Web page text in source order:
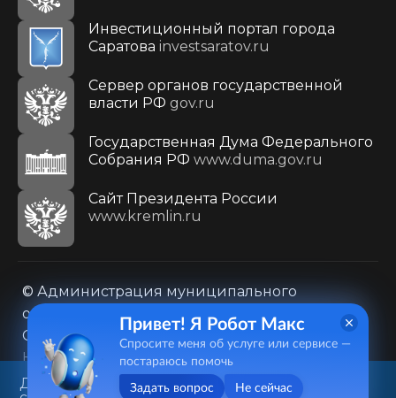
Инвестиционный портал города
Саратова investsaratov.ru
Сервер органов государственной
власти РФ gov.ru
Государственная Дума Федерального
Собрания РФ www.duma.gov.ru
Cайт Президента России
www.kremlin.ru
© Администрация муниципального
образования городского округа «Город
Саратов»
Контакты
Карта сайта
Политика в отношении обработки
Данный веб-сайт использует
Привет! Я Робот Макс
Спросите меня об услуге или сервисе —
постараюсь помочь
Задать вопрос Не сейчас